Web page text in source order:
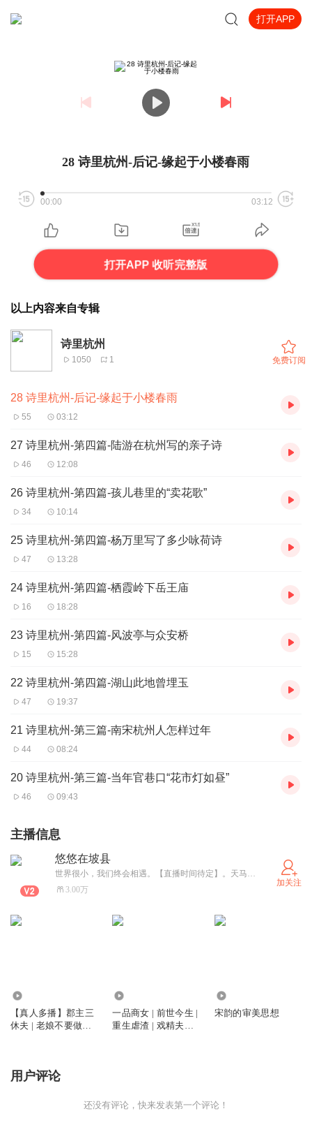
打开APP
28 诗里杭州-后记-缘起于小楼春雨
00:00 03:12
打开APP 收听完整版
以上内容来自专辑
诗里杭州
1050 1 免费订阅
28 诗里杭州-后记-缘起于小楼春雨
55 03:12
27 诗里杭州-第四篇-陆游在杭州写的亲子诗
46 12:08
26 诗里杭州-第四篇-孩儿巷里的“卖花歌”
34 10:14
25 诗里杭州-第四篇-杨万里写了多少咏荷诗
47 13:28
24 诗里杭州-第四篇-栖霞岭下岳王庙
16 18:28
23 诗里杭州-第四篇-风波亭与众安桥
15 15:28
22 诗里杭州-第四篇-湖山此地曾埋玉
47 19:37
21 诗里杭州-第三篇-南宋杭州人怎样过年
44 08:24
20 诗里杭州-第三篇-当年官巷口“花市灯如昼”
46 09:43
主播信息
悠悠在坡县
世界很小，我们终会相遇。【直播时间待定】。天马行空，随便聊聊。
3.00万
加关注
【真人多播】郡主三
休夫 | 老娘不要做怨
一品商女 | 前世今生 |
重生虐渣 | 戏精夫妇 |
宋韵的审美思想
用户评论
还没有评论，快来发表第一个评论！